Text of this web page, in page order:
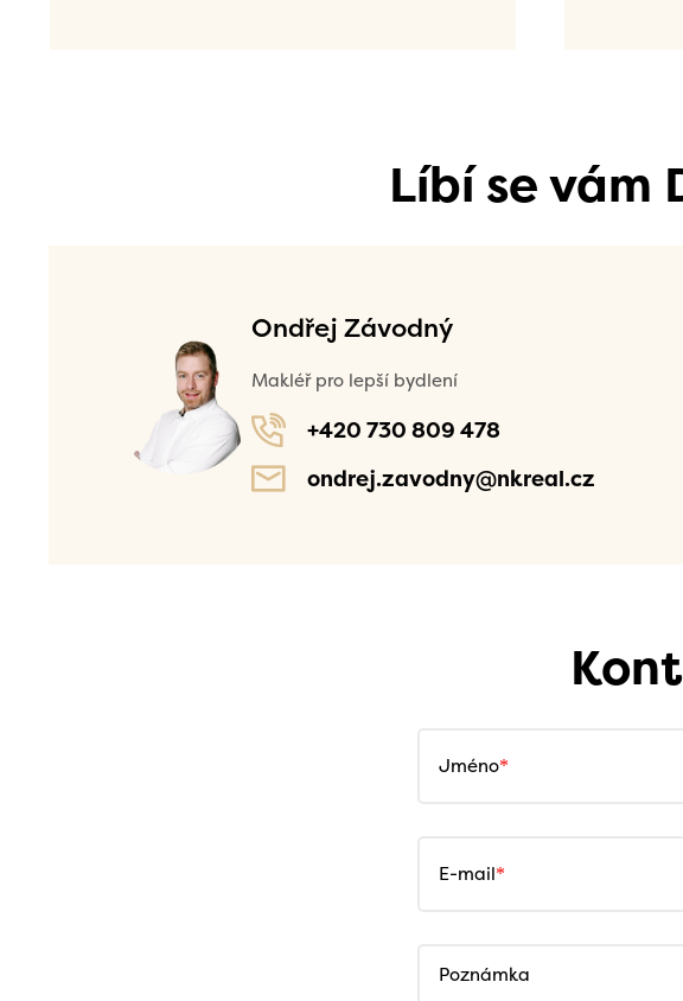
Líbí se vám
Ondřej Závodný
Makléř pro lepší bydlení
+420 730 809 478
ondrej.zavodny@nkreal.cz
Jméno
E-mail
Poznámka